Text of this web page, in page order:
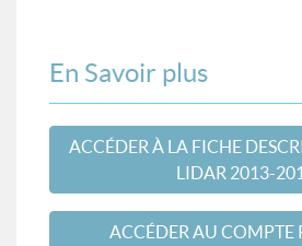
En Savoir plus
ACCÉDER À LA FICHE
LIDAR 2013-
ACCÉDER AU COMPTE